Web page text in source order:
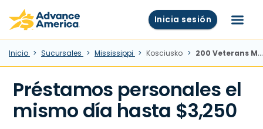
Skip to main content
Advance America home Inicia sesión Menú
Inicio Sucursales Mississippi Kosciusko 200 Veterans Memorial Dr., Ste. D, Kosciusko, MS
Préstamos personales el
mismo día hasta $3,250